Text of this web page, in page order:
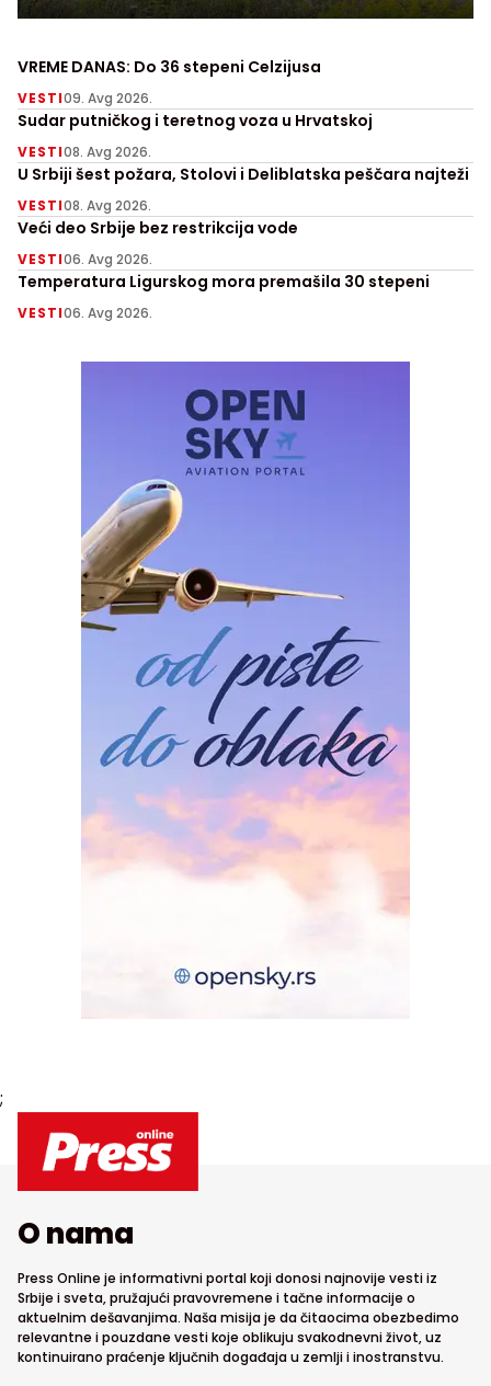
VREME DANAS: Do 36 stepeni Celzijusa
VESTI09. Avg 2026.
Sudar putničkog i teretnog voza u Hrvatskoj
VESTI08. Avg 2026.
U Srbiji šest požara, Stolovi i Deliblatska peščara najteži
VESTI08. Avg 2026.
Veći deo Srbije bez restrikcija vode
VESTI06. Avg 2026.
Temperatura Ligurskog mora premašila 30 stepeni
VESTI06. Avg 2026.
;
O nama
Press Online je informativni portal koji donosi najnovije vesti iz
Srbije i sveta, pružajući pravovremene i tačne informacije o
aktuelnim dešavanjima. Naša misija je da čitaocima obezbedimo
relevantne i pouzdane vesti koje oblikuju svakodnevni život, uz
kontinuirano praćenje ključnih događaja u zemlji i inostranstvu.